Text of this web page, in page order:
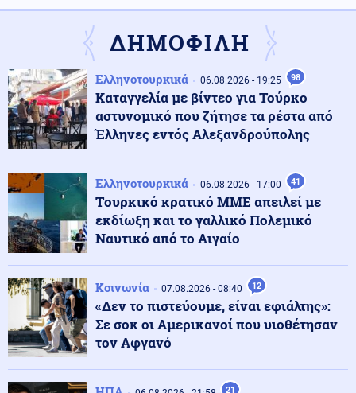
Κέρκυρα: Απαγορεύτηκε ο απόπλους πλοίου με 26
επιβάτες λόγω μηχανικής βλάβης
ΗΠΑ 08.08.2026 - 13:08
Χάντερ Μπάιντεν για Τζο: Ο καρκίνος του πατέρα μου
έχει κάνει μετάσταση στα οστά
Κόσμος
3.400 τόνοι φαρμάκων στα σκουπίδια σε έναν χρόνο
στην Αγγλία
Τεχνολογία
Ελλάδα και οι προκλήσεις
Κοινωνία 08.08.2026 - 12:57
Μυστράς: «Δεν ήταν οικονομικά τα κίνητρα» λέει ο
δικηγόρος του 55χρονου
ΔΗΜΟΦΙΛΗ
Ελληνοτουρκικά 06.08.2026 - 19:25 98
Καταγγελία με βίντεο για Τούρκο
αστυνομικό που ζήτησε τα ρέστα από
Έλληνες εντός Αλεξανδρούπολης
Ελληνοτουρκικά 06.08.2026 - 17:00 41
Tουρκικό κρατικό ΜΜΕ απειλεί με
εκδίωξη και το γαλλικό Πολεμικό
Ναυτικό από το Αιγαίο
Κοινωνία 07.08.2026 - 08:40 12
«Δεν το πιστεύουμε, είναι εφιάλτης»:
Σε σοκ οι Αμερικανοί που υιοθέτησαν
τον Αφγανό
21